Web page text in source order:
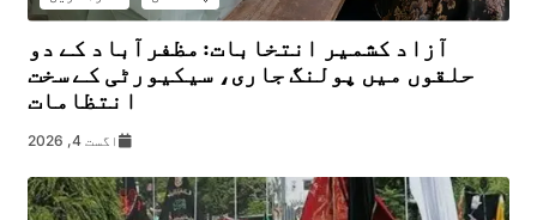
آزاد کشمیر انتخابات: مظفرآباد کے دو
حلقوں میں پولنگ جاری، سیکیورٹی کے سخت
انتظامات
اگست 4, 2026